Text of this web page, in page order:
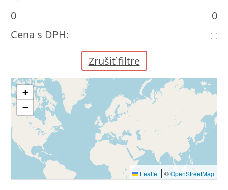
0
0
Cena s DPH:
Zrušiť filtre
+
−
Leaflet | ©OpenStreetMap